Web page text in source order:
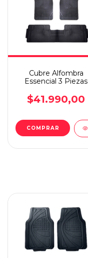
Cubre Alfombra
Essencial 3 Piezas
$41.990,00